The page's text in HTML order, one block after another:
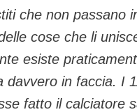
che non passano
cose che li
esiste
davvero in faccia. I
fatto il calciatore